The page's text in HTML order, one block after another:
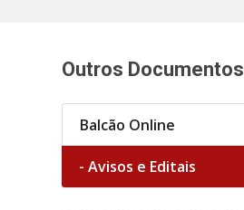
Outros Documentos
Balcão Online
- Avisos e Editais